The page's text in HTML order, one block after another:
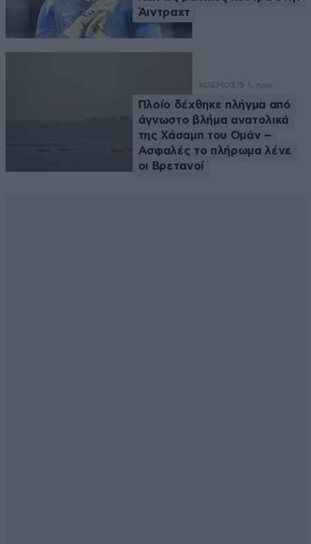
Άιντραχτ
ΚΟΣΜΟΣ 15 λ. πριν
Πλοίο δέχθηκε πλήγμα από
άγνωστο βλήμα ανατολικά
της Χάσαμπ του Ομάν –
Ασφαλές το πλήρωμα λένε
οι Βρετανοί